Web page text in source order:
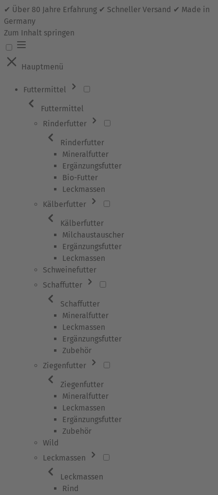
✔ Über 80 Jahre Erfahrung ✔ Schneller Versand ✔ Made in
Germany
Zum Inhalt springen
Hauptmenü
Futtermittel
Futtermittel
Rinderfutter
Rinderfutter
Mineralfutter
Ergänzungsfutter
Bio-Futter
Leckmassen
Kälberfutter
Kälberfutter
Milchaustauscher
Ergänzungsfutter
Leckmassen
Schweinefutter
Schaffutter
Schaffutter
Mineralfutter
Leckmassen
Ergänzungsfutter
Zubehör
Ziegenfutter
Ziegenfutter
Mineralfutter
Leckmassen
Ergänzungsfutter
Zubehör
Wild
Leckmassen
Leckmassen
Rind